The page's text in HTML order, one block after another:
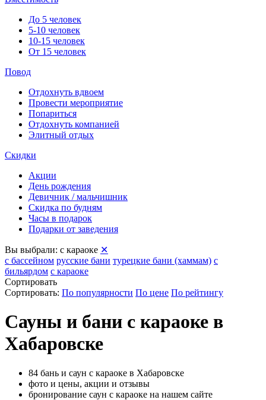
До 5 человек
5-10 человек
10-15 человек
От 15 человек
Повод
Отдохнуть вдвоем
Провести мероприятие
Попариться
Отдохнуть компанией
Элитный отдых
Скидки
Акции
День рождения
Девичник / мальчишник
Скидка по будням
Часы в подарок
Подарки от заведения
Вы выбрали: с караоке ✕
с бассейном русские бани турецкие бани (хаммам) с
бильярдом с караоке
Сортировать
Сортировать: По популярности По цене По рейтингу
Сауны и бани с караоке в
Хабаровске
84 бань и саун с караоке в Хабаровске
фото и цены, акции и отзывы
бронирование саун с караоке на нашем сайте